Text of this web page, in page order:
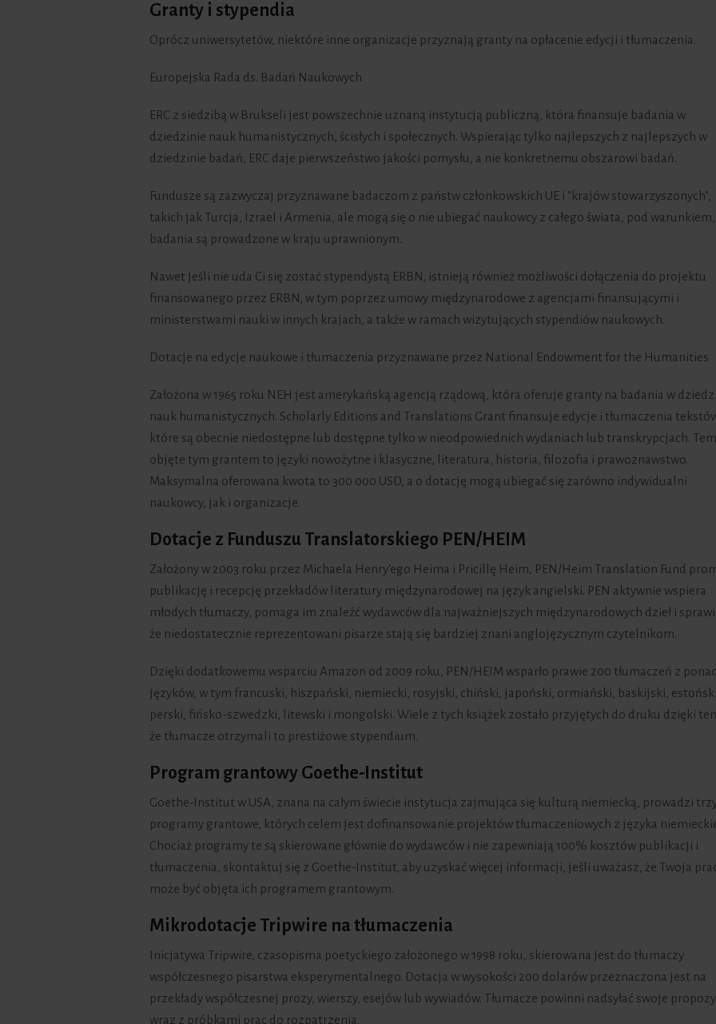
Granty i stypendia
Oprócz uniwersytetów, niektóre inne organizacje przyznają granty na opłacenie edycji i tłumaczenia.
Europejska Rada ds. Badań Naukowych
ERC z siedzibą w Brukseli jest powszechnie uznaną instytucją publiczną, która finansuje badania w
dziedzinie nauk humanistycznych, ścisłych i społecznych. Wspierając tylko najlepszych z najlepszych w
dziedzinie badań, ERC daje pierwszeństwo jakości pomysłu, a nie konkretnemu obszarowi badań.
Fundusze są zazwyczaj przyznawane badaczom z państw członkowskich UE i "krajów stowarzyszonych",
takich jak Turcja, Izrael i Armenia, ale mogą się o nie ubiegać naukowcy z całego świata, pod warunkiem,
badania są prowadzone w kraju uprawnionym.
Nawet jeśli nie uda Ci się zostać stypendystą ERBN, istnieją również możliwości dołączenia do projektu
finansowanego przez ERBN, w tym poprzez umowy międzynarodowe z agencjami finansującymi i
ministerstwami nauki w innych krajach, a także w ramach wizytujących stypendiów naukowych.
Dotacje na edycje naukowe i tłumaczenia przyznawane przez National Endowment for the Humanities
Założona w 1965 roku NEH jest amerykańską agencją rządową, która oferuje granty na badania w
nauk humanistycznych. Scholarly Editions and Translations Grant finansuje edycje i tłumaczenia
które są obecnie niedostępne lub dostępne tylko w nieodpowiednich wydaniach lub transkrypcjach.
objęte tym grantem to języki nowożytne i klasyczne, literatura, historia, filozofia i prawoznawstwo.
Maksymalna oferowana kwota to 300 000 USD, a o dotację mogą ubiegać się zarówno indywidualni
naukowcy, jak i organizacje.
Dotacje z Funduszu Translatorskiego PEN/HEIM
Założony w 2003 roku przez Michaela Henry'ego Heima i Pricillę Heim, PEN/Heim Translation Fund
publikację i recepcję przekładów literatury międzynarodowej na język angielski. PEN aktywnie wspiera
młodych tłumaczy, pomaga im znaleźć wydawców dla najważniejszych międzynarodowych dzieł i
że niedostatecznie reprezentowani pisarze stają się bardziej znani anglojęzycznym czytelnikom.
Dzięki dodatkowemu wsparciu Amazon od 2009 roku, PEN/HEIM wsparło prawie 200 tłumaczeń z
języków, w tym francuski, hiszpański, niemiecki, rosyjski, chiński, japoński, ormiański, baskijski,
perski, fińsko-szwedzki, litewski i mongolski. Wiele z tych książek zostało przyjętych do druku dzięki
że tłumacze otrzymali to prestiżowe stypendium.
Program grantowy Goethe-Institut
Goethe-Institut w USA, znana na całym świecie instytucja zajmująca się kulturą niemiecką, prowadzi
programy grantowe, których celem jest dofinansowanie projektów tłumaczeniowych z języka
Chociaż programy te są skierowane głównie do wydawców i nie zapewniają 100% kosztów publikacji i
tłumaczenia, skontaktuj się z Goethe-Institut, aby uzyskać więcej informacji, jeśli uważasz, że Twoja
może być objęta ich programem grantowym.
Mikrodotacje Tripwire na tłumaczenia
Inicjatywa Tripwire, czasopisma poetyckiego założonego w 1998 roku, skierowana jest do tłumaczy
współczesnego pisarstwa eksperymentalnego. Dotacja w wysokości 200 dolarów przeznaczona jest na
przekłady współczesnej prozy, wierszy, esejów lub wywiadów. Tłumacze powinni nadsyłać swoje
wraz z próbkami prac do rozpatrzenia.